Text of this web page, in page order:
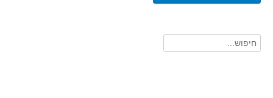
לומדים בחט"ע
בית ספר יסודי